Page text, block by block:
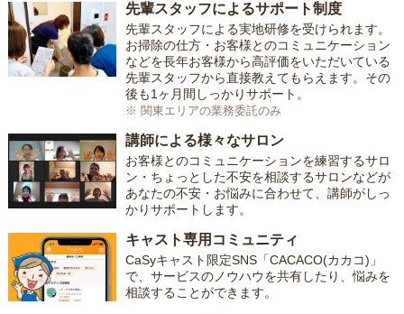
先輩スタッフによるサポート制度
先輩スタッフによる実地研修を受けられます。
お掃除の仕方・お客様とのコミュニケーション
などを長年お客様から高評価をいただいている
先輩スタッフから直接教えてもらえます。その
後も1ヶ月間しっかりサポート。
※ 関東エリアの業務委託のみ
講師による様々なサロン
お客様とのコミュニケーションを練習するサロ
ン・ちょっとした不安を相談するサロンなどが
あなたの不安・お悩みに合わせて、講師がしっ
かりサポートします。
キャスト専用コミュニティ
CaSyキャスト限定SNS「CACACO(カカコ)」
で、サービスのノウハウを共有したり、悩みを
相談することができます。